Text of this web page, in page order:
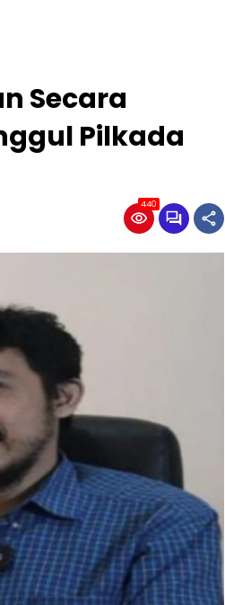
Secara
Pilkada
440